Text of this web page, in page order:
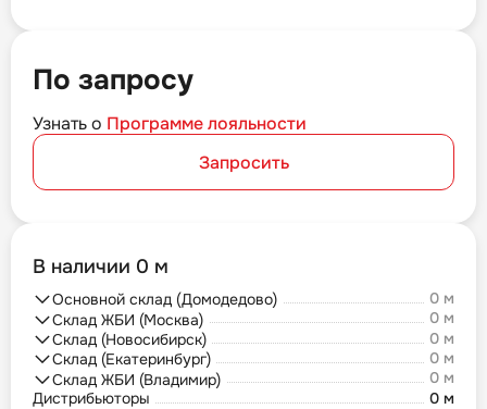
По запросу
Узнать о Программе лояльности
Запросить
В наличии 0 м
Основной склад (Домодедово)
0 м
Склад ЖБИ (Москва)
0 м
Склад (Новосибирск)
0 м
Склад (Екатеринбург)
0 м
Склад ЖБИ (Владимир)
0 м
Дистрибьюторы
0 м